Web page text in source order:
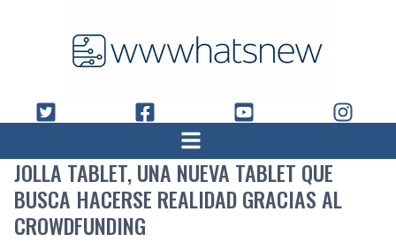
JOLLA TABLET, UNA NUEVA TABLET QUE
BUSCA HACERSE REALIDAD GRACIAS AL
CROWDFUNDING